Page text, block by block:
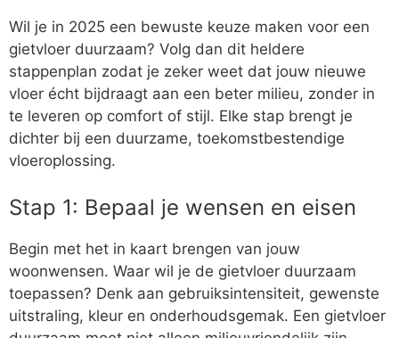
Wil je in 2025 een bewuste keuze maken voor een
gietvloer duurzaam? Volg dan dit heldere
stappenplan zodat je zeker weet dat jouw nieuwe
vloer écht bijdraagt aan een beter milieu, zonder in
te leveren op comfort of stijl. Elke stap brengt je
dichter bij een duurzame, toekomstbestendige
vloeroplossing.
Stap 1: Bepaal je wensen en eisen
Begin met het in kaart brengen van jouw
woonwensen. Waar wil je de gietvloer duurzaam
toepassen? Denk aan gebruiksintensiteit, gewenste
uitstraling, kleur en onderhoudsgemak. Een gietvloer